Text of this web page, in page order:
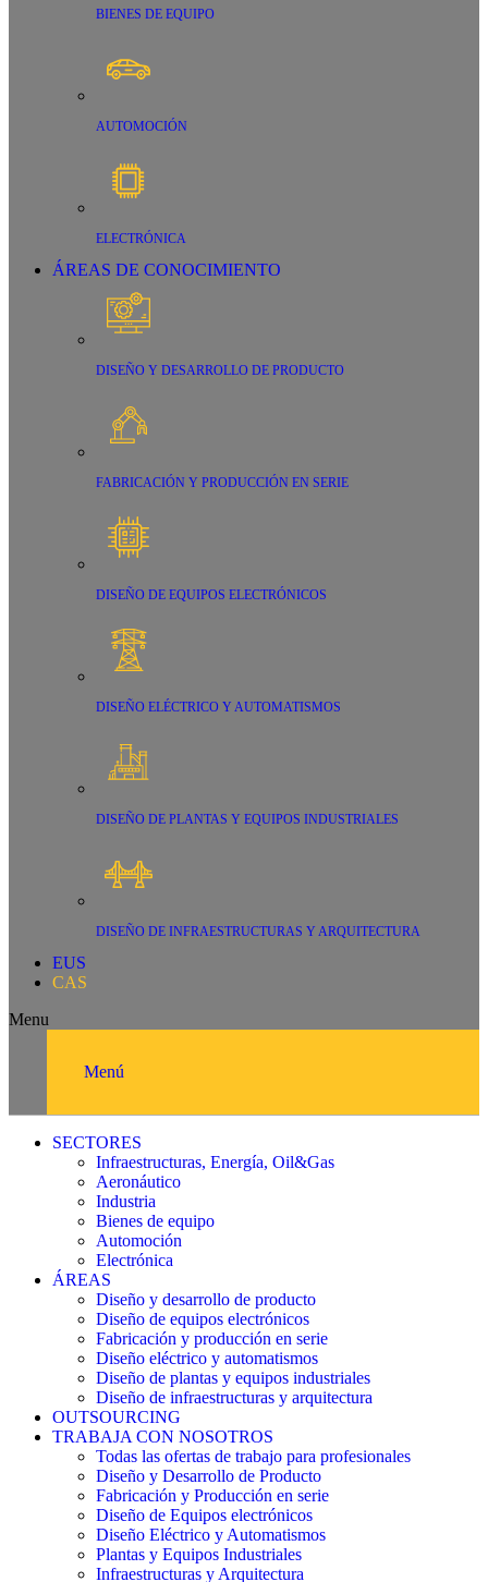
BIENES DE EQUIPO
AUTOMOCIÓN
ELECTRÓNICA
ÁREAS DE CONOCIMIENTO
DISEÑO Y DESARROLLO DE PRODUCTO
FABRICACIÓN Y PRODUCCIÓN EN SERIE
DISEÑO DE EQUIPOS ELECTRÓNICOS
DISEÑO ELÉCTRICO Y AUTOMATISMOS
DISEÑO DE PLANTAS Y EQUIPOS INDUSTRIALES
DISEÑO DE INFRAESTRUCTURAS Y ARQUITECTURA
EUS
CAS
Menu
Menú
SECTORES
Infraestructuras, Energía, Oil&Gas
Aeronáutico
Industria
Bienes de equipo
Automoción
Electrónica
ÁREAS
Diseño y desarrollo de producto
Diseño de equipos electrónicos
Fabricación y producción en serie
Diseño eléctrico y automatismos
Diseño de plantas y equipos industriales
Diseño de infraestructuras y arquitectura
OUTSOURCING
TRABAJA CON NOSOTROS
Todas las ofertas de trabajo para profesionales
Diseño y Desarrollo de Producto
Fabricación y Producción en serie
Diseño de Equipos electrónicos
Diseño Eléctrico y Automatismos
Plantas y Equipos Industriales
Infraestructuras y Arquitectura